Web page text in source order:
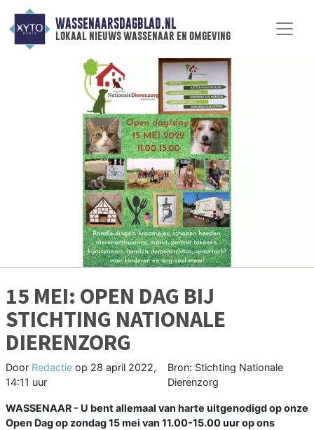
WASSENAARSDAGBLAD.NL
lokaal nieuws wassenaar en omgeving
15 MEI: OPEN DAG BIJ
STICHTING NATIONALE
DIERENZORG
Door Redactie op 28 april 2022,
14:11 uur
Bron: Stichting Nationale
Dierenzorg
WASSENAAR - U bent allemaal van harte uitgenodigd op onze
Open Dag op zondag 15 mei van 11.00-15.00 uur op ons